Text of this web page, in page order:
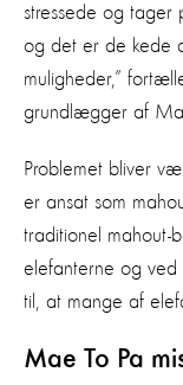
stressede og tager
og det er de kede
muligheder,”
grundlægger af
Problemet bliver
er ansat som
traditionel mahout-
elefanterne og ved
til, at mange af
Mae To Pa